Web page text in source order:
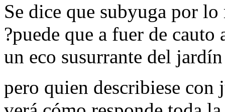
Se dice que subyuga por
?puede que a fuer de cauto
un eco susurrante del
pero quien describiese con